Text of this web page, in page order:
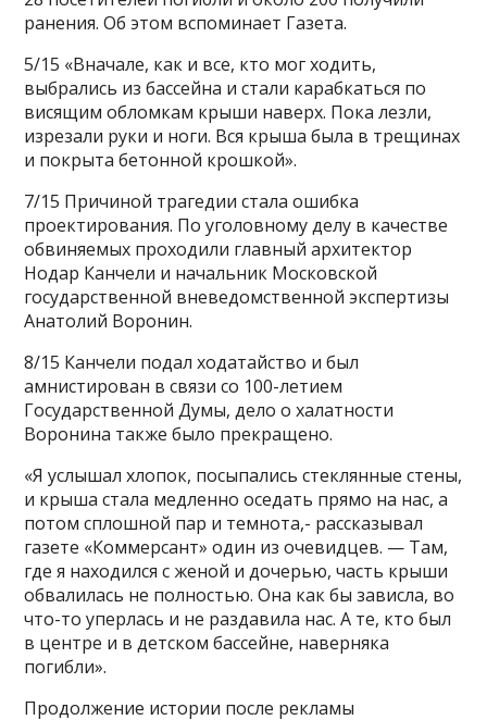
ранения. Об этом вспоминает Газета.
5/15 «Вначале, как и все, кто мог ходить,
выбрались из бассейна и стали карабкаться по
висящим обломкам крыши наверх. Пока лезли,
изрезали руки и ноги. Вся крыша была в трещинах
и покрыта бетонной крошкой».
7/15 Причиной трагедии стала ошибка
проектирования. По уголовному делу в качестве
обвиняемых проходили главный архитектор
Нодар Канчели и начальник Московской
государственной вневедомственной экспертизы
Анатолий Воронин.
8/15 Канчели подал ходатайство и был
амнистирован в связи со 100-летием
Государственной Думы, дело о халатности
Воронина также было прекращено.
«Я услышал хлопок, посыпались стеклянные стены,
и крыша стала медленно оседать прямо на нас, а
потом сплошной пар и темнота,- рассказывал
газете «Коммерсант» один из очевидцев. — Там,
где я находился с женой и дочерью, часть крыши
обвалилась не полностью. Она как бы зависла, во
что-то уперлась и не раздавила нас. А те, кто был
в центре и в детском бассейне, наверняка
погибли».
Продолжение истории после рекламы